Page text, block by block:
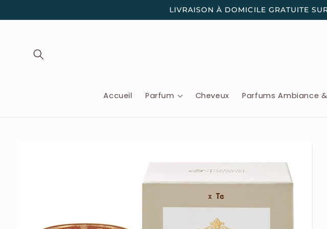
au
LIVRAISON À DOMICILE GRATUITE
Accueil Parfum Cheveux Parfums Ambiance